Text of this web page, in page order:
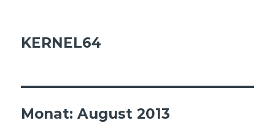
KERNEL64
Monat:August 2013